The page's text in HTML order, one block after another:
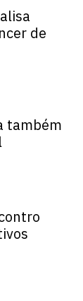
de
também